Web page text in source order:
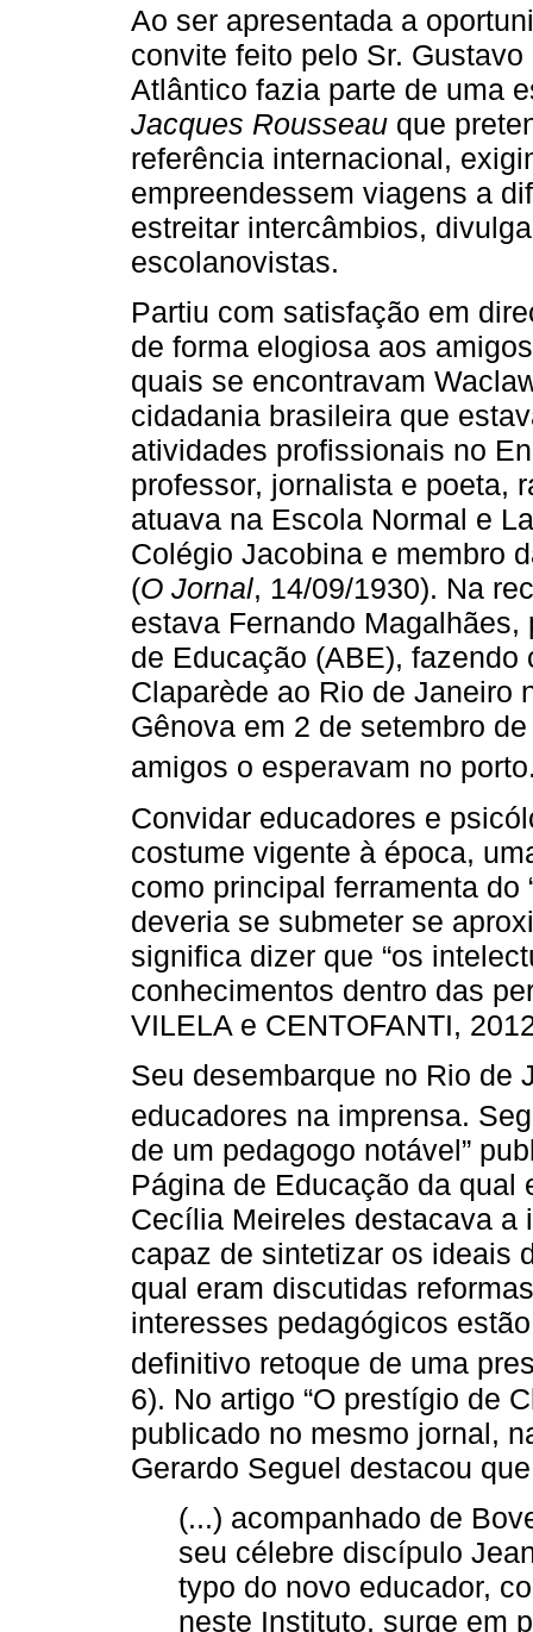
Ao ser apresentada a
convite feito pelo Sr.
Atlântico fazia parte de uma
Jacques Rousseau que
referência internacional,
empreendessem viagens a
estreitar intercâmbios,
escolanovistas.
Partiu com satisfação em
de forma elogiosa aos
quais se encontravam
cidadania brasileira que
atividades profissionais no
professor, jornalista e poeta,
atuava na Escola Normal e
Colégio Jacobina e membro
(O Jornal, 14/09/1930). Na
estava Fernando
de Educação (ABE), fazendo
Claparède ao Rio de Janeiro
Gênova em 2 de setembro
amigos o esperavam no
Convidar educadores e
costume vigente à época,
como principal ferramenta do
deveria se submeter se
significa dizer que “os
conhecimentos dentro das
VILELA e CENTOFANTI,
Seu desembarque no Rio de
educadores na imprensa.
de um pedagogo notável”
Página de Educação da qual
Cecília Meireles destacava a
capaz de sintetizar os ideais
qual eram discutidas
interesses pedagógicos
definitivo retoque de uma
6). No artigo “O prestígio de
publicado no mesmo jornal,
Gerardo Seguel destacou
(...) acompanhado de
seu célebre discípulo
typo do novo educador,
neste Instituto, surge em